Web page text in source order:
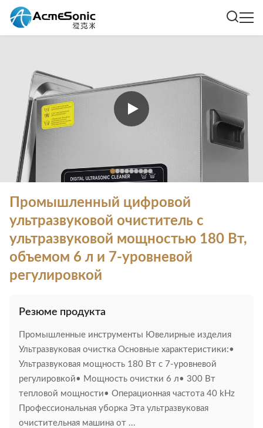
Промышленный цифровой
ультразвуковой очиститель с
ультразвуковой мощностью 180 Вт,
объемом 6 л и 7-уровневой
регулировкой
Резюме продукта
Промышленные инструменты Ювелирные изделия
Ультразвуковая очистка Основные характеристики:•
Ультразвуковая мощность 180 Вт с 7-уровневой
регулировкой• Мощность очистки 6 л• 300 Вт
тепловой мощности• Операционная частота 40 kHz
Профессиональная уборка Эта ультразвуковая
очистительная машина от ...